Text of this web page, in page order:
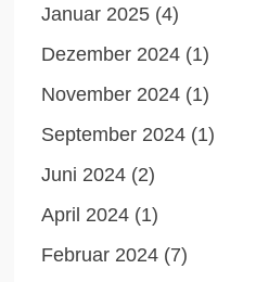
Januar 2025 (4)
Dezember 2024 (1)
November 2024 (1)
September 2024 (1)
Juni 2024 (2)
April 2024 (1)
Februar 2024 (7)